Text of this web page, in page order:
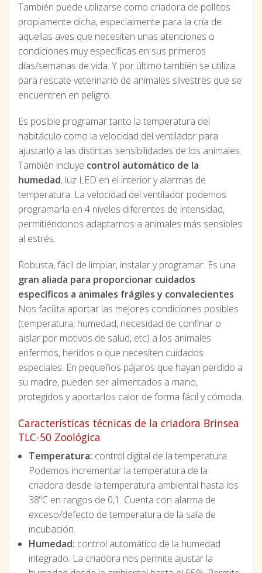
También puede utilizarse como criadora de pollitos
propiamente dicha, especialmente para la cría de
aquellas aves que necesiten unas atenciones o
condiciones muy específicas en sus primeros
días/semanas de vida. Y por último también se utiliza
para rescate veterinario de animales silvestres que se
encuentren en peligro.
Es posible programar tanto la temperatura del
habitáculo como la velocidad del ventilador para
ajustarlo a las distintas sensibilidades de los animales.
También incluye control automático de la
humedad, luz LED en el interior y alarmas de
temperatura. La velocidad del ventilador podemos
programarla en 4 niveles diferentes de intensidad,
permitiéndonos adaptarnos a animales más sensibles
al estrés.
Robusta, fácil de limpiar, instalar y programar. Es una
gran aliada para proporcionar cuidados
específicos a animales frágiles y convalecientes.
Nos facilita aportar las mejores condiciones posibles
(temperatura, humedad, necesidad de confinar o
aislar por motivos de salud, etc) a los animales
enfermos, heridos o que necesiten cuidados
especiales. En pequeños pájaros que hayan perdido a
su madre, pueden ser alimentados a mano,
protegidos y aportarlos calor de forma fácil y cómoda.
Características técnicas de la criadora Brinsea
TLC-50 Zoológica
Temperatura: control digital de la temperatura.
Podemos incrementar la temperatura de la
criadora desde la temperatura ambiental hasta los
38ºC en rangos de 0,1. Cuenta con alarma de
exceso/defecto de temperatura de la sala de
incubación.
Humedad: control automático de la humedad
integrado. La criadora nos permite ajustar la